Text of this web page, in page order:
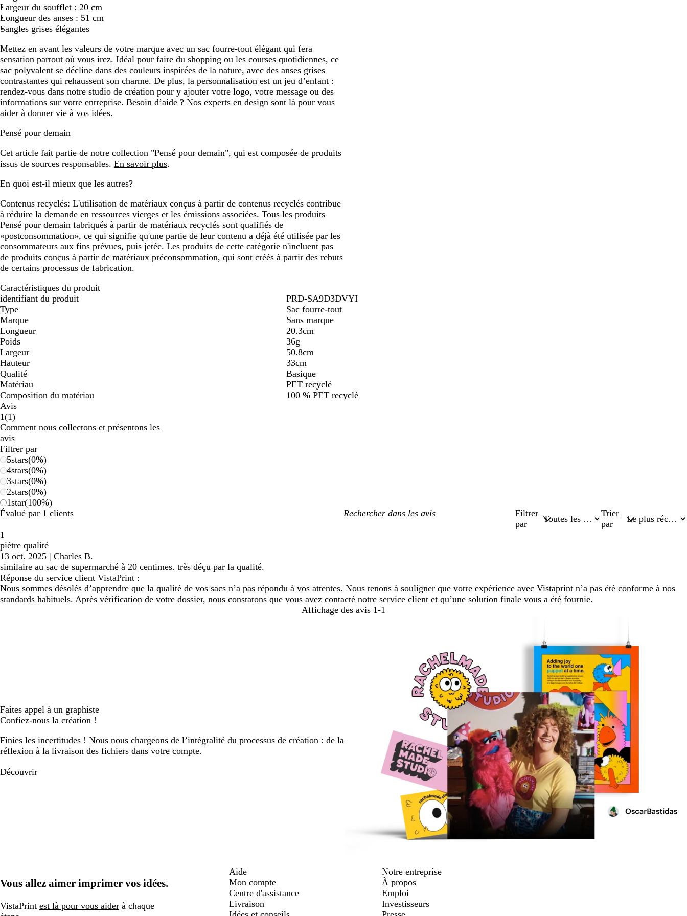
Largeur du soufflet : 20 cm
Longueur des anses : 51 cm
Sangles grises élégantes
Mettez en avant les valeurs de votre marque avec un sac fourre-tout élégant qui fera
sensation partout où vous irez. Idéal pour faire du shopping ou les courses quotidiennes, ce
sac polyvalent se décline dans des couleurs inspirées de la nature, avec des anses grises
contrastantes qui rehaussent son charme. De plus, la personnalisation est un jeu d’enfant :
rendez-vous dans notre studio de création pour y ajouter votre logo, votre message ou des
informations sur votre entreprise. Besoin d’aide ? Nos experts en design sont là pour vous
aider à donner vie à vos idées.
Pensé pour demain
Cet article fait partie de notre collection "Pensé pour demain", qui est composée de produits
issus de sources responsables. En savoir plus.
En quoi est-il mieux que les autres?
Contenus recyclés: L'utilisation de matériaux conçus à partir de contenus recyclés contribue
à réduire la demande en ressources vierges et les émissions associées. Tous les produits
Pensé pour demain fabriqués à partir de matériaux recyclés sont qualifiés de
«postconsommation», ce qui signifie qu'une partie de leur contenu a déjà été utilisée par les
consommateurs aux fins prévues, puis jetée. Les produits de cette catégorie n'incluent pas
de produits conçus à partir de matériaux préconsommation, qui sont créés à partir des rebuts
de certains processus de fabrication.
Caractéristiques du produit
identifiant du produit
PRD-SA9D3DVYI
Type
Sac fourre-tout
Marque
Sans marque
Longueur
20.3cm
Poids
36g
Largeur
50.8cm
Hauteur
33cm
Qualité
Basique
Matériau
PET recyclé
Composition du matériau
100 % PET recyclé
Avis
1(11
avis
)
Comment nous collectons et présentons les
avis
Filtrer par
5stars(0%)
4stars(0%)
3stars(0%)
2stars(0%)
1star(100%)
Évalué par 1 clients
Mes
Filtrer
par
Trier
par
1
piètre qualité
13 oct. 2025 | Charles B.
similaire au sac de supermarché à 20 centimes. très déçu par la qualité.
Réponse du service client VistaPrint :
Nous sommes désolés d’apprendre que la qualité de vos sacs n’a pas répondu à vos attentes. Nous tenons à souligner que votre expérience avec Vistaprint n’a pas été conforme à nos
standards habituels. Après vérification de votre dossier, nous constatons que vous avez contacté notre service client et qu’une solution finale vous a été fournie.
Affichage des avis 1-1
Faites appel à un graphiste
Confiez-nous la création !
Finies les incertitudes ! Nous nous chargeons de l’intégralité du processus de création : de la
réflexion à la livraison des fichiers dans votre compte.
Découvrir
Vous allez aimer imprimer vos idées.
VistaPrint est là pour vous aider à chaque
Aide
Mon compte
Centre d'assistance
Livraison
Notre entreprise
À propos
Emploi
Investisseurs